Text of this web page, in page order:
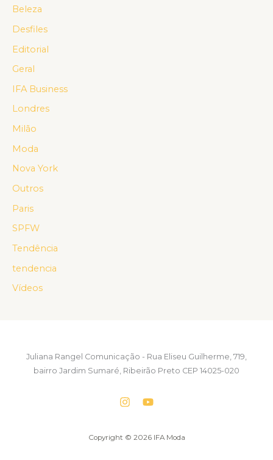
Beleza
Desfiles
Editorial
Geral
IFA Business
Londres
Milão
Moda
Nova York
Outros
Paris
SPFW
Tendência
tendencia
Vídeos
Juliana Rangel Comunicação - Rua Eliseu Guilherme, 719,
bairro Jardim Sumaré, Ribeirão Preto CEP 14025-020
Copyright © 2026 IFA Moda